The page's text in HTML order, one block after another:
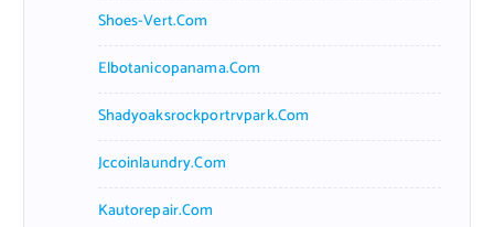
Shoes-Vert.com
Elbotanicopanama.com
Shadyoaksrockportrvpark.com
Jccoinlaundry.com
Kautorepair.com